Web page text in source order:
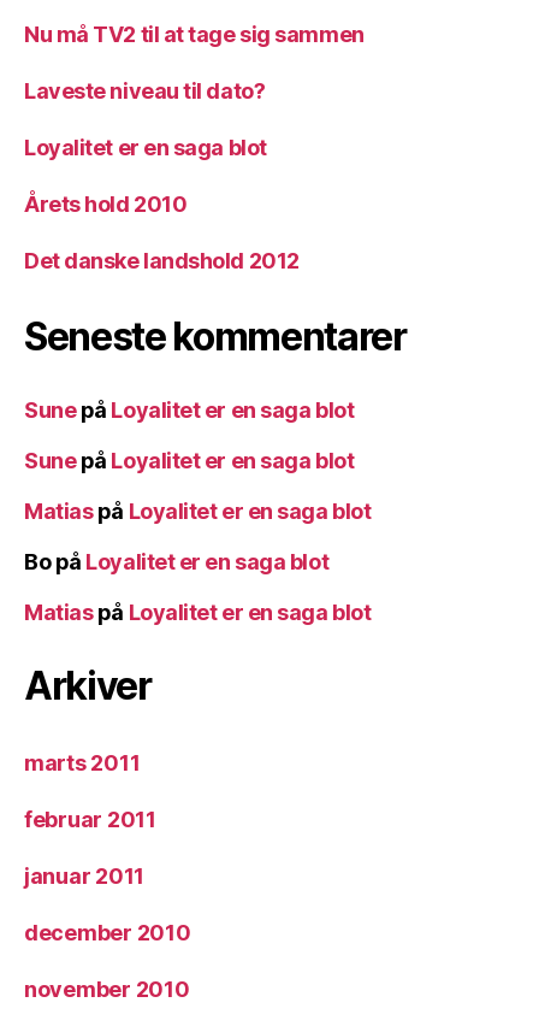
Nu må TV2 til at tage sig sammen
Laveste niveau til dato?
Loyalitet er en saga blot
Årets hold 2010
Det danske landshold 2012
Seneste kommentarer
Sunepå Loyalitet er en saga blot
Sunepå Loyalitet er en saga blot
Matiaspå Loyalitet er en saga blot
Bopå Loyalitet er en saga blot
Matiaspå Loyalitet er en saga blot
Arkiver
marts 2011
februar 2011
januar 2011
december 2010
november 2010